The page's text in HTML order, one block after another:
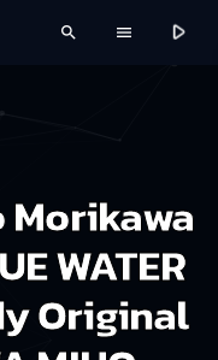
search menu play_arrow
Morikawa
WATER
Original